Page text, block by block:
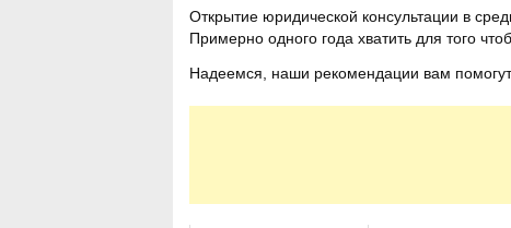
Открытие юридической консультации в
Примерно одного года хватить для того
Надеемся, наши рекомендации вам помогут